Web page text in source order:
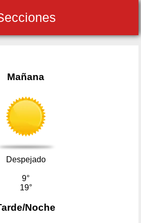
Mañana
Despejado
9°
19°
Noche